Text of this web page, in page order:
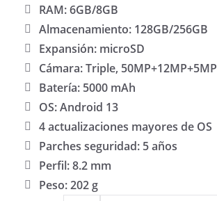
RAM: 6GB/8GB
Almacenamiento: 128GB/256GB
Expansión: microSD
Cámara: Triple, 50MP+12MP+5MP
Batería: 5000 mAh
OS: Android 13
4 actualizaciones mayores de OS
Parches seguridad: 5 años
Perfil: 8.2 mm
Peso: 202 g